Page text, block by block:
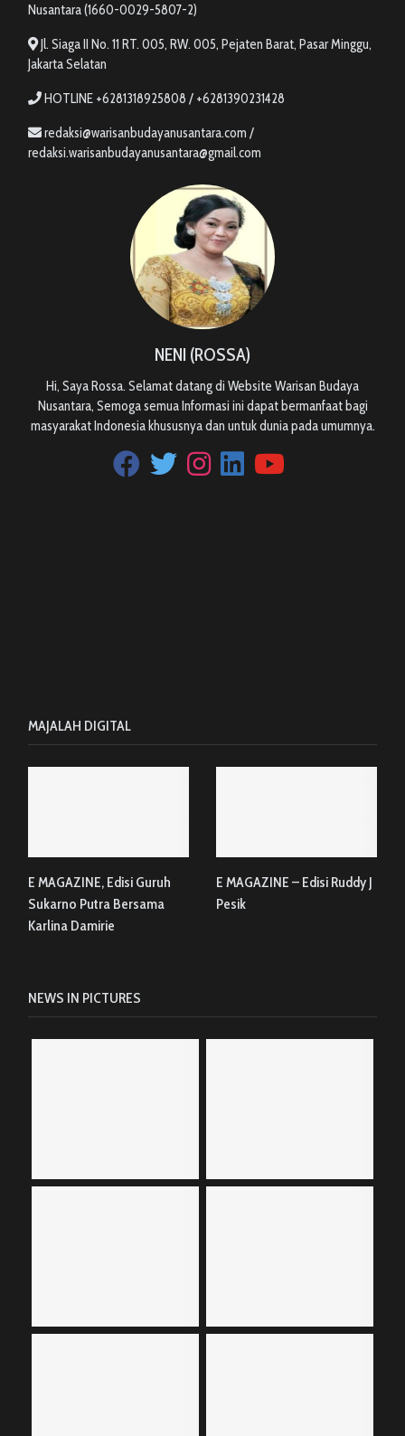
Nusantara (1660-0029-5807-2)
Jl. Siaga II No. 11 RT. 005, RW. 005, Pejaten Barat, Pasar Minggu,
Jakarta Selatan
HOTLINE +6281318925808 / +6281390231428
redaksi@warisanbudayanusantara.com /
redaksi.warisanbudayanusantara@gmail.com
NENI (ROSSA)
Hi, Saya Rossa. Selamat datang di Website Warisan Budaya
Nusantara, Semoga semua Informasi ini dapat bermanfaat bagi
masyarakat Indonesia khususnya dan untuk dunia pada umumnya.
MAJALAH DIGITAL
E MAGAZINE, Edisi Guruh
Sukarno Putra Bersama
Karlina Damirie
E MAGAZINE – Edisi Ruddy J
Pesik
NEWS IN PICTURES